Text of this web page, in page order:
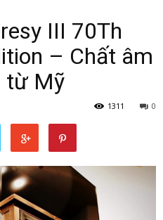
III 70Th
– Chất âm
từ Mỹ
0
1311